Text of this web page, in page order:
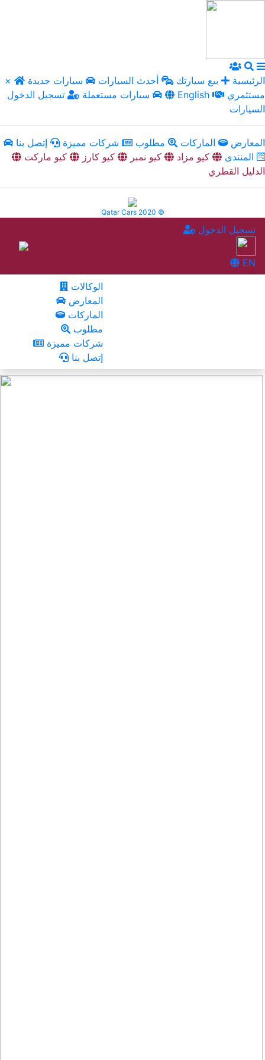
× الرئيسية بيع سيارتك أحدث السيارات
سيارات جديدة
سيارات مستعملة
تسجيل الدخول English
السيارات
المعارض الماركات مطلوب شركات مميزة
إتصل بنا
المنتدى
كيو مزاد كيو نمبر كيو كارز
كيو ماركت
الدليل القطري
Qatar Cars 2020 ©
تسجيل الدخول
EN
الوكالات
المعارض
الماركات
مطلوب
شركات مميزة
إتصل بنا